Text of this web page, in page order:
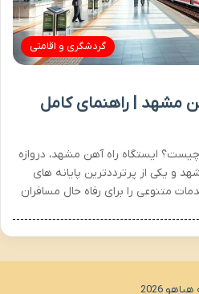
گردشگری و اقامتی
مشهد | راهنمای کامل
ایستگاه راه آهن مشهد، دروازه
یکی از پرترددترین پایانه های
متنوعی را برای رفاه حال مسافران
2026